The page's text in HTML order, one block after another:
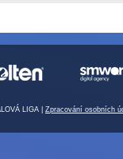
LIGA | Zpracování osobních